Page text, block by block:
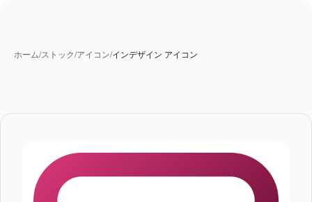
ホーム/ストック/アイコン/インデザイン アイコン